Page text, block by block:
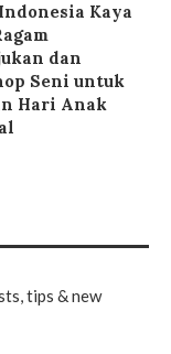
Kaya
dan
Seni untuk
Hari Anak
tips & new